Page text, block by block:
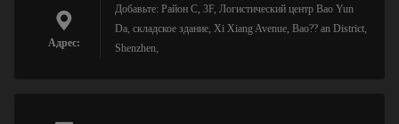
Адрес:
Добавьте: Район C, 3F, Логистический центр Bao Yun
Da, складское здание, Xi Xiang Avenue, Bao?? an District,
Shenzhen,